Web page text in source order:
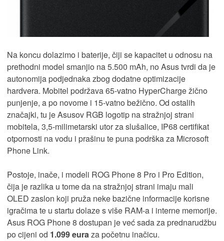
Na koncu dolazimo i baterije, čiji se kapacitet u odnosu na
prethodni model smanjio na 5.500 mAh, no Asus tvrdi da je
autonomija podjednaka zbog dodatne optimizacije
hardvera. Mobitel podržava 65-vatno HyperCharge žično
punjenje, a po novome i 15-vatno bežično. Od ostalih
značajki, tu je Asusov RGB logotip na stražnjoj strani
mobitela, 3,5-milimetarski utor za slušalice, IP68 certifikat
otpornosti na vodu i prašinu te puna podrška za Microsoft
Phone Link.
Postoje, inače, i modeli ROG Phone 8 Pro i Pro Edition,
čija je razlika u tome da na stražnjoj strani imaju mali
OLED zaslon koji pruža neke bazične informacije korisne
igračima te u startu dolaze s više RAM-a i interne memorije.
Asus ROG Phone 8 dostupan je već sada za prednarudžbu
po cijeni od 1.099 euraza početnu inačicu.